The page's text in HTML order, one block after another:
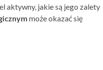
aktywny, jakie są jego zalety
może okazać się